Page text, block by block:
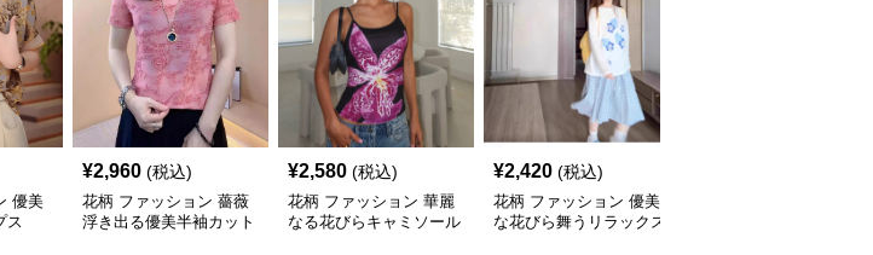
優美
ス
¥2,960 (税込)
花柄 ファッション 薔薇
浮き出る優美半袖カット
¥2,580 (税込)
花柄 ファッション 華麗
なる花びらキャミソール
¥2,420 (税込)
花柄 ファッション 優美
な花びら舞うリラックス